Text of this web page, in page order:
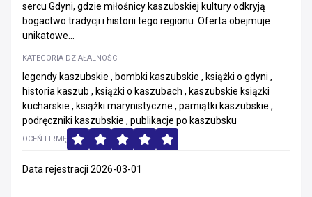
sercu Gdyni, gdzie miłośnicy kaszubskiej kultury odkryją
bogactwo tradycji i historii tego regionu. Oferta obejmuje
unikatowe...
KATEGORIA DZIAŁALNOŚCI
legendy kaszubskie , bombki kaszubskie , książki o gdyni ,
historia kaszub , książki o kaszubach , kaszubskie książki
kucharskie , książki marynistyczne , pamiątki kaszubskie ,
podręczniki kaszubskie , publikacje po kaszubsku
OCEŃ FIRMĘ
Data rejestracji 2026-03-01